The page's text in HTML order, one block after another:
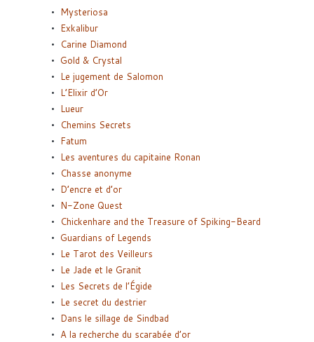
Mysteriosa
Exkalibur
Carine Diamond
Gold & Crystal
Le jugement de Salomon
L’Elixir d’Or
Lueur
Chemins Secrets
Fatum
Les aventures du capitaine Ronan
Chasse anonyme
D’encre et d’or
N-Zone Quest
Chickenhare and the Treasure of Spiking-Beard
Guardians of Legends
Le Tarot des Veilleurs
Le Jade et le Granit
Les Secrets de l’Égide
Le secret du destrier
Dans le sillage de Sindbad
A la recherche du scarabée d’or